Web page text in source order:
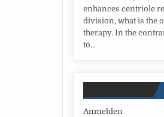
enhances centriole
division, what is the
therapy. In the
to...
Anmelden